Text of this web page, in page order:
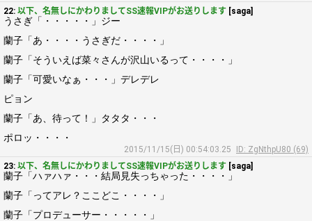
22: 以下、名無しにかわりましてSS速報VIPがお送りします [saga]
うさぎ「・・・・・」ジー
蘭子「あ・・・・うさぎだ・・・・」
蘭子「そういえば菜々さんが沢山いるって・・・・」
蘭子「可愛いなぁ・・・」デレデレ
ピョン
蘭子「あ、待って！」タタタ・・・
ポロッ・・・・
2015/11/15(日) 00:54:03.25
ID: ZgNthpU80 (69)
23: 以下、名無しにかわりましてSS速報VIPがお送りします [saga]
蘭子「ハァハァ・・・結局見失っちゃった・・・・」
蘭子「ってアレ？ここどこ・・・・」
蘭子「プロデューサー・・・・・」